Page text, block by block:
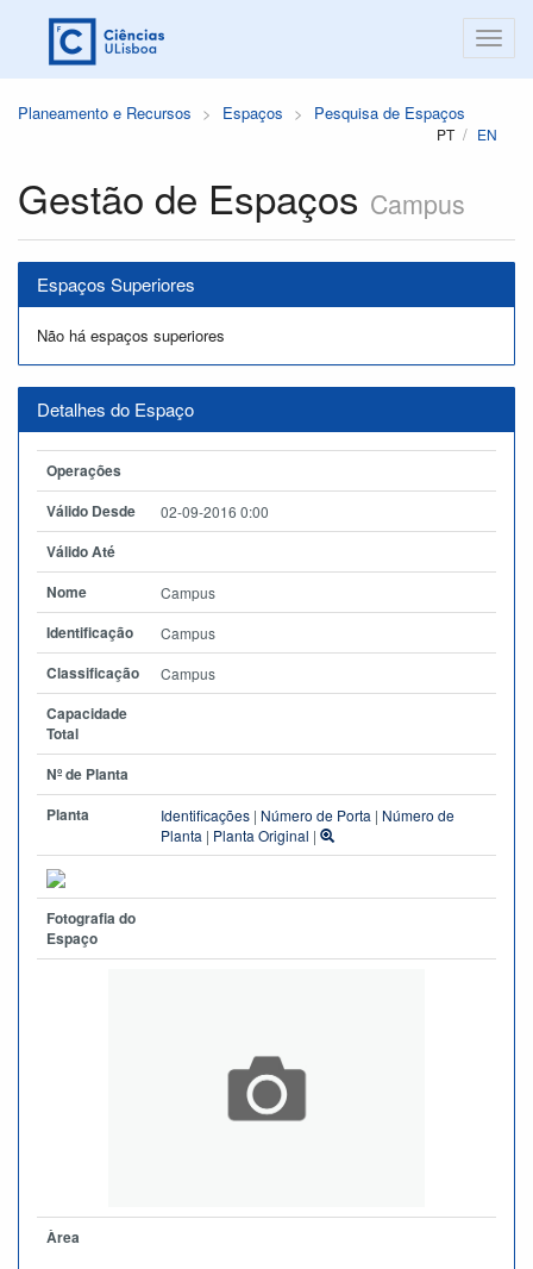
Planeamento e Recursos Espaços Pesquisa de Espaços
PT EN
Gestão de Espaços Campus
Espaços Superiores
Não há espaços superiores
Detalhes do Espaço
Operações
Válido Desde
02-09-2016 0:00
Válido Até
Nome
Campus
Identificação Campus
Classificação Campus
Capacidade
Total
Nº de Planta
Planta
Identificações | Número de Porta | Número de
Planta | Planta Original |
Fotografia do
Espaço
Àrea